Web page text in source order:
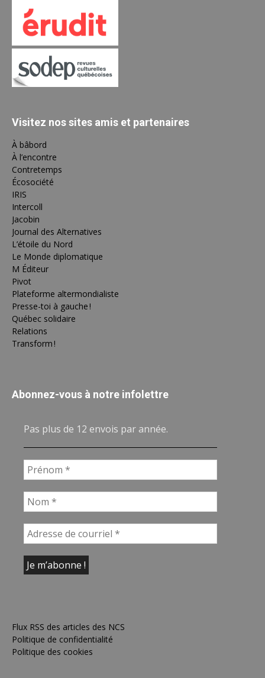
Visitez nos sites amis et partenaires
À bâbord
À l’encontre
Contretemps
Écosociété
IRIS
Intercoll
Jacobin
Journal des Alternatives
L’étoile du Nord
Le Monde diplomatique
M Éditeur
Pivot
Plateforme altermondialiste
Presse-toi à gauche !
Québec solidaire
Relations
Transform !
Abonnez-vous à notre infolettre
Pas plus de 12 envois par année.
Flux RSS des articles des NCS
Politique de confidentialité
Politique des cookies